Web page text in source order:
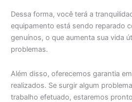
Dessa forma, você terá a
equipamento está sendo reparado
genuínos, o que aumenta sua vida
problemas.
Além disso, oferecemos garantia
realizados. Se surgir algum
trabalho efetuado, estaremos